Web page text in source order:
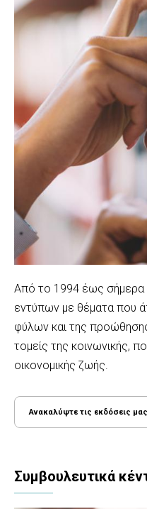
Από το 1994 έως σήμερα
εντύπων με θέματα που
φύλων και της
τομείς της κοινωνικής,
οικονομικής ζωής.
Ανακαλύψτε τις εκδόσεις μας
Συμβουλευτικά